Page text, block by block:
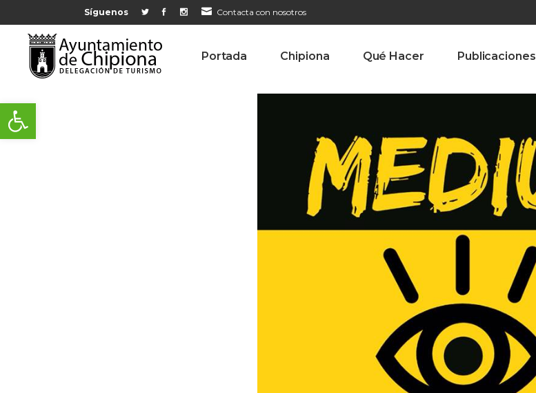
Abrir barra de herramientas
Síguenos Contacta con nosotros
Portada Chipiona Qué Hacer Publicaciones